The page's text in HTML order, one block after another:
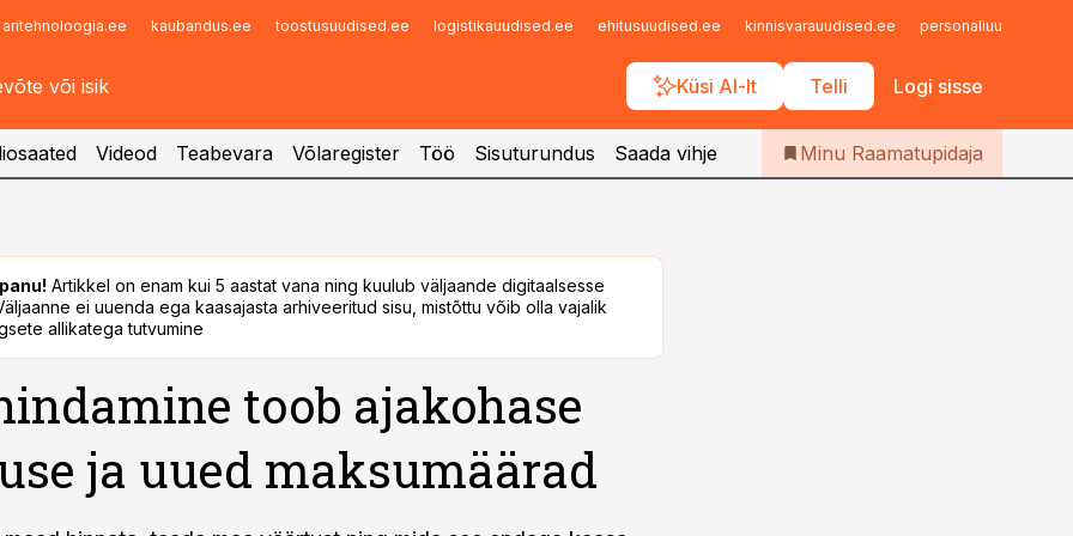
aritehnoloogia.ee kaubandus.ee toostusuudised.ee logistikauudised.ee ehitusuudised.ee kinnisvarauudised.ee personaliuudised.ee
Küsi AI-lt Telli Logi sisse
Infopank
Iseteenindus
Telli Raamatupidaja
Videod Teabevara Võlaregister Töö Sisuturundus Saada vihje Minu Raamatupidaja
Artikkel on enam kui 5 aastat vana ning kuulub väljaande digitaalsesse
ei uuenda ega kaasajasta arhiveeritud sisu, mistõttu võib olla vajalik
allikatega tutvumine
toob ajakohase
ja uued maksumäärad